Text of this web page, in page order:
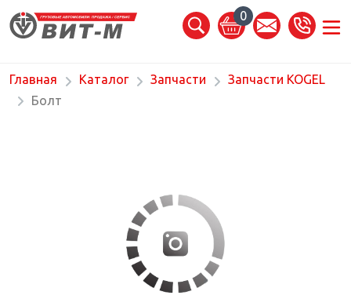
0
Главная Каталог Запчасти
Запчасти KOGEL
Болт